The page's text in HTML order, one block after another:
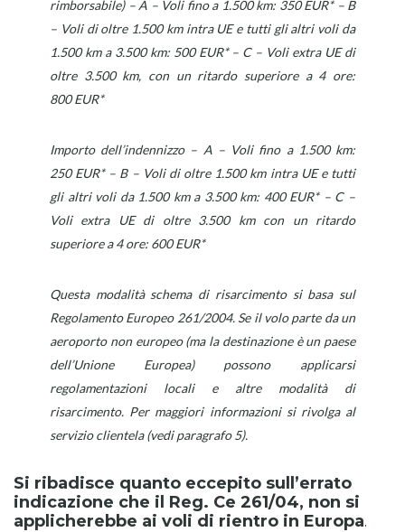
rimborsabile) – A – Voli fino a 1.500 km: 350 EUR* – B
– Voli di oltre 1.500 km intra UE e tutti gli altri voli da
1.500 km a 3.500 km: 500 EUR* – C – Voli extra UE di
oltre 3.500 km, con un ritardo superiore a 4 ore:
800 EUR*
Importo dell’indennizzo – A – Voli fino a 1.500 km:
250 EUR* – B – Voli di oltre 1.500 km intra UE e tutti
gli altri voli da 1.500 km a 3.500 km: 400 EUR* – C –
Voli extra UE di oltre 3.500 km con un ritardo
superiore a 4 ore: 600 EUR*
Questa modalità schema di risarcimento si basa sul
Regolamento Europeo 261/2004. Se il volo parte da un
aeroporto non europeo (ma la destinazione è un paese
dell’Unione Europea) possono applicarsi
regolamentazioni locali e altre modalità di
risarcimento. Per maggiori informazioni si rivolga al
servizio clientela (vedi paragrafo 5).
Si ribadisce quanto eccepito sull’errato
indicazione che il Reg. Ce 261/04, non si
applicherebbe ai voli di rientro in Europa.